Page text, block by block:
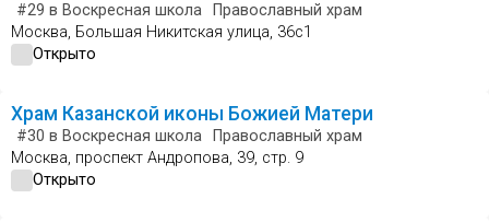
#29 в Воскресная школа
Православный храм
Москва, Большая Никитская улица, 36с1
Открыто
Храм Казанской иконы Божией Матери
#30 в Воскресная школа
Православный храм
Москва, проспект Андропова, 39, стр. 9
Открыто